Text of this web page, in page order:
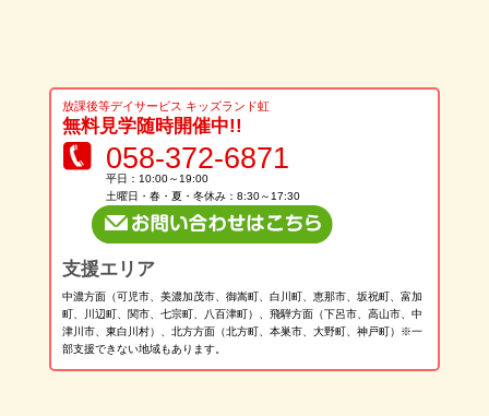
放課後等デイサービス キッズランド虹
無料見学随時開催中!!
058-372-6871
平日：10:00～19:00
土曜日・春・夏・冬休み：8:30～17:30
支援エリア
中濃方面（可児市、美濃加茂市、御嵩町、白川町、恵那市、坂祝町、富加
町、川辺町、関市、七宗町、八百津町）、飛騨方面（下呂市、高山市、中
津川市、東白川村）、北方方面（北方町、本巣市、大野町、神戸町）※一
部支援できない地域もあります。